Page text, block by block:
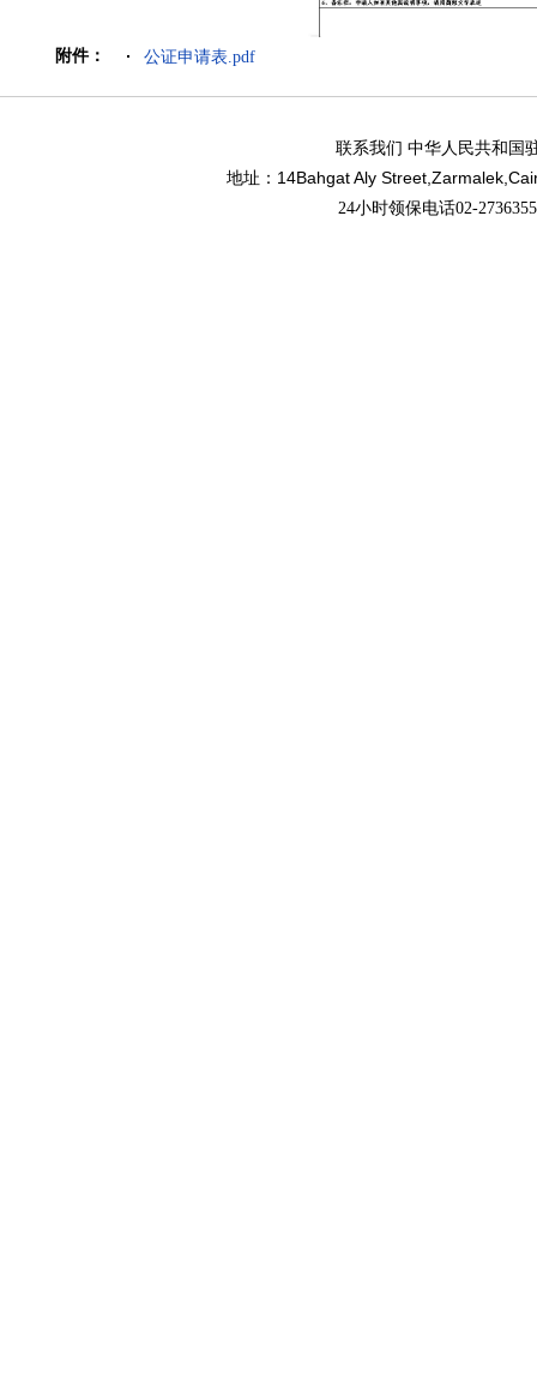
附件： 公证申请表.pdf
联系我们 中华人民共和国
地址： 14Bahgat Aly
24小时领保电话02-